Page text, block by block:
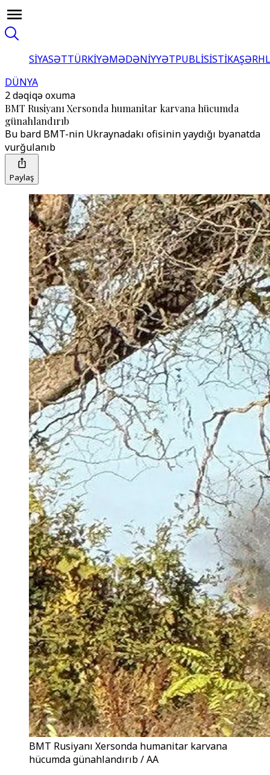
SİYASƏTTÜRKİYƏMƏDƏNİYYƏTPUBLİSİSTİKA
DÜNYA
2 dəqiqə oxuma
BMT Rusiyanı Xersonda humanitar karvana hücumda
günahlandırıb
Bu barәdә BMT-nin Ukraynadakı ofisinin yaydığı bәyanatda
vurğulanıb
Paylaş
BMT Rusiyanı Xersonda humanitar karvana
hücumda günahlandırıb / AA